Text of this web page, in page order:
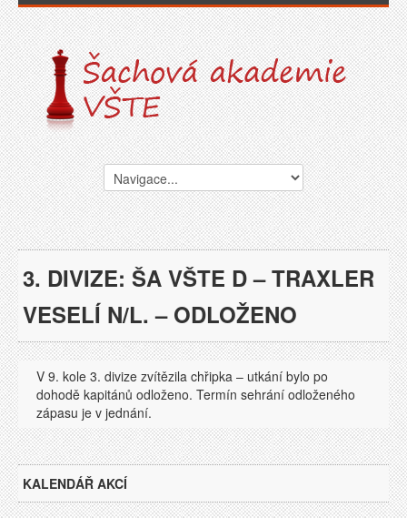
3. DIVIZE: ŠA VŠTE D – TRAXLER
VESELÍ N/L. – ODLOŽENO
V 9. kole 3. divize zvítězila chřipka – utkání bylo po
dohodě kapitánů odloženo. Termín sehrání odloženého
zápasu je v jednání.
KALENDÁŘ AKCÍ